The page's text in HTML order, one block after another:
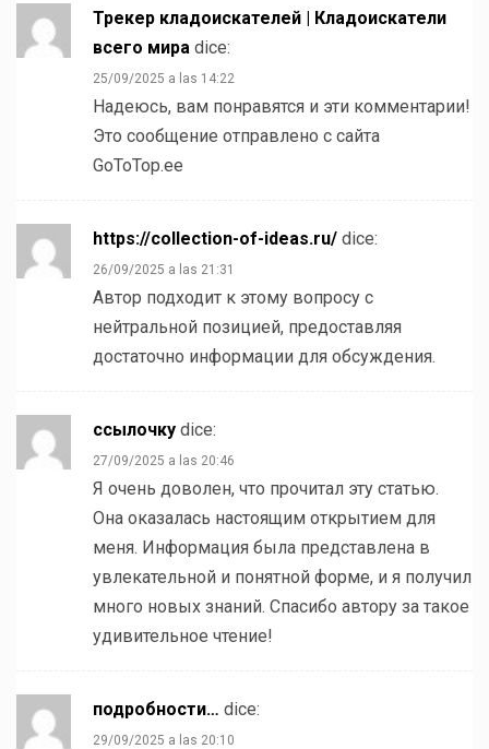
Трекер кладоискателей | Кладоискатели
всего мира dice:
25/09/2025 a las 14:22
Надеюсь, вам понравятся и эти комментарии!
Это сообщение отправлено с сайта
GoToTop.ee
https://collection-of-ideas.ru/ dice:
26/09/2025 a las 21:31
Автор подходит к этому вопросу с
нейтральной позицией, предоставляя
достаточно информации для обсуждения.
ссылочку dice:
27/09/2025 a las 20:46
Я очень доволен, что прочитал эту статью.
Она оказалась настоящим открытием для
меня. Информация была представлена в
увлекательной и понятной форме, и я получил
много новых знаний. Спасибо автору за такое
удивительное чтение!
подробности… dice:
29/09/2025 a las 20:10